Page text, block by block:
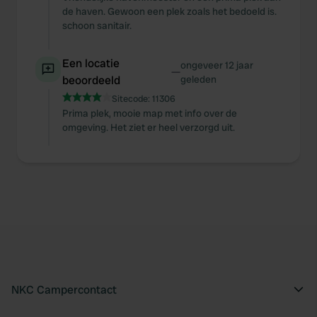
de haven. Gewoon een plek zoals het bedoeld is.
schoon sanitair.
Een locatie
beoordeeld
—ongeveer 12 jaar
geleden
Sitecode: 11306
Prima plek, mooie map met info over de
omgeving. Het ziet er heel verzorgd uit.
NKC Campercontact